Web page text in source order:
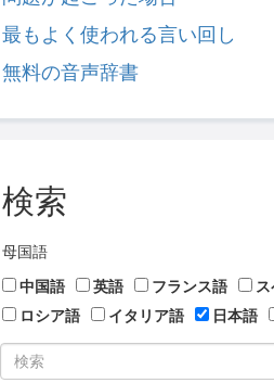
最もよく使われる言い回し
無料の音声辞書
検索
母国語
中国語
英語 フランス語
ロシア語
イタリア語 日本語